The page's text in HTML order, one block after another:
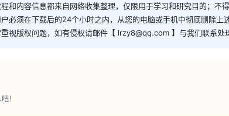
和内容信息都来自网络收集整理，仅限用于学习和研究目的；不
必须在下载后的24个小时之内，从您的电脑或手机中彻底删除
视版权问题，如有侵权请邮件【 lrzy8@qq.com 】与我们联系处
！